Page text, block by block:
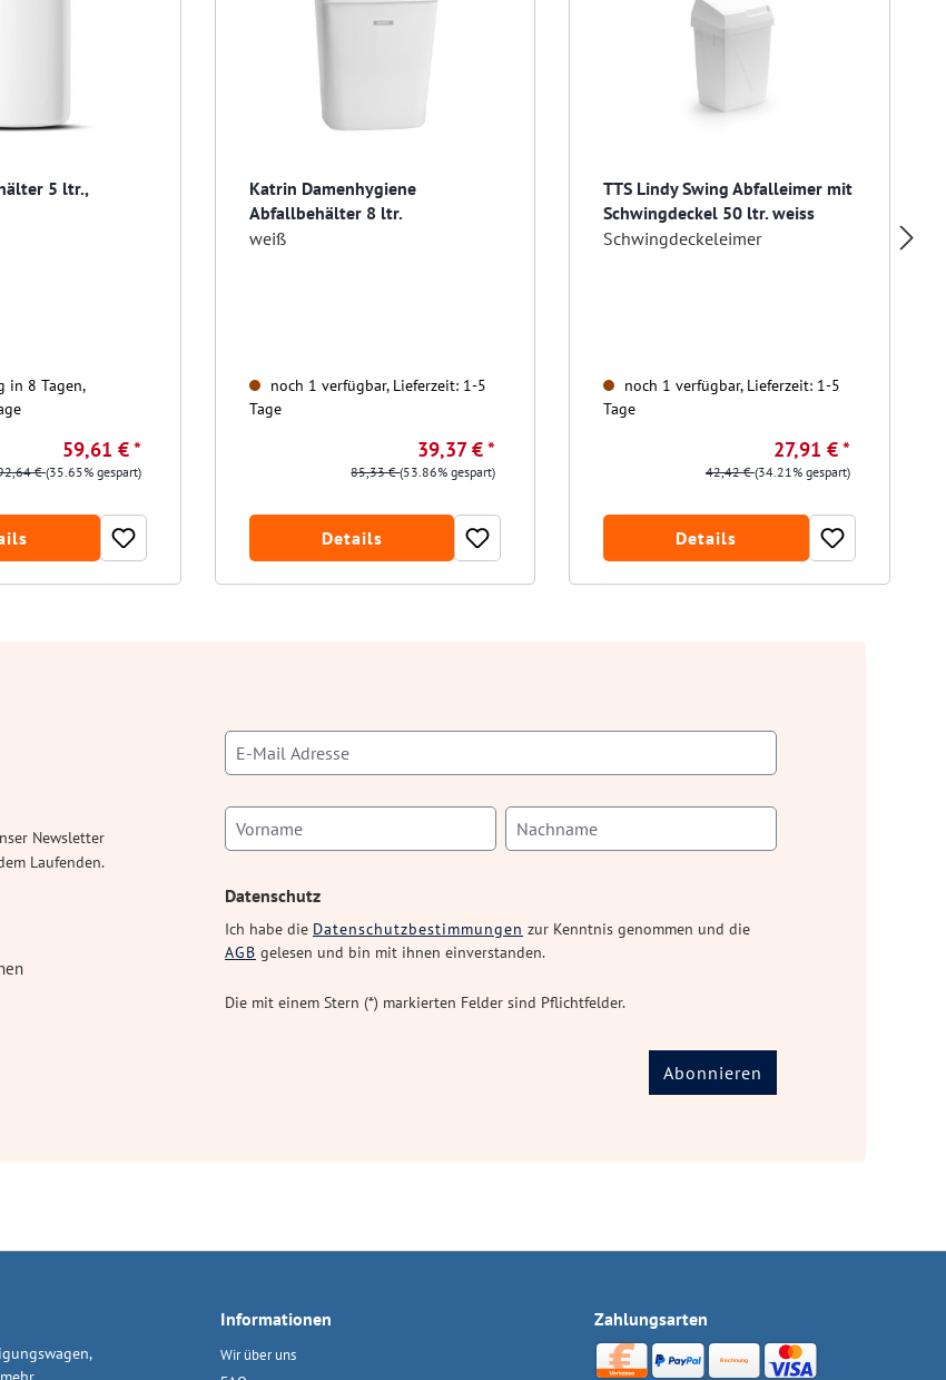
5 ltr.,
in 8 Tagen,
59,61 € *
€(35.65% gespart)
Katrin Damenhygiene
Abfallbehälter 8 ltr.
weiß
noch 1 verfügbar, Lieferzeit: 1-5
Tage
39,37 € *
85,33 €(53.86% gespart)
Details
TTS Lindy Swing Abfalleimer mit
Schwingdeckel 50 ltr. weiss
Schwingdeckeleimer
noch 1 verfügbar, Lieferzeit: 1-5
Tage
27,91 € *
42,42 €(34.21% gespart)
Details
Newsletter
Laufenden.
Datenschutz
Ich habe die Datenschutzbestimmungen zur Kenntnis genommen und die
AGB gelesen und bin mit ihnen einverstanden.
Die mit einem Stern (*) markierten Felder sind Pflichtfelder.
Abonnieren
Informationen
Wir über uns
Zahlungsarten